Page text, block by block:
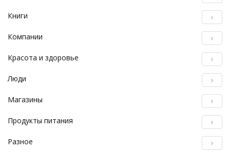
Книги
Компании
Красота и здоровье
Люди
Магазины
Продукты питания
Разное